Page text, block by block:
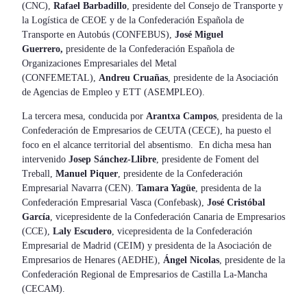
(CNC), Rafael Barbadillo, presidente del Consejo de Transporte y
la Logística de CEOE y de la Confederación Española de
Transporte en Autobús (CONFEBUS), José Miguel
Guerrero, presidente de la Confederación Española de
Organizaciones Empresariales del Metal
(CONFEMETAL), Andreu Cruañas, presidente de la Asociación
de Agencias de Empleo y ETT (ASEMPLEO).
La tercera mesa, conducida por Arantxa Campos, presidenta de la
Confederación de Empresarios de CEUTA (CECE), ha puesto el
foco en el alcance territorial del absentismo. En dicha mesa han
intervenido Josep Sánchez-Llibre, presidente de Foment del
Treball, Manuel Piquer, presidente de la Confederación
Empresarial Navarra (CEN). Tamara Yagüe, presidenta de la
Confederación Empresarial Vasca (Confebask), José Cristóbal
García, vicepresidente de la Confederación Canaria de Empresarios
(CCE), Laly Escudero, vicepresidenta de la Confederación
Empresarial de Madrid (CEIM) y presidenta de la Asociación de
Empresarios de Henares (AEDHE), Ángel Nicolas, presidente de la
Confederación Regional de Empresarios de Castilla La-Mancha
(CECAM).